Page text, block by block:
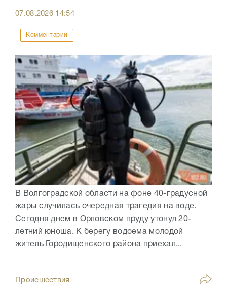
07.08.2026 14:54
Комментарии
В Волгоградской области на фоне 40-градусной
жары случилась очередная трагедия на воде.
Сегодня днем в Орловском пруду утонул 20-
летний юноша. К берегу водоема молодой
житель Городищенского района приехал...
Происшествия